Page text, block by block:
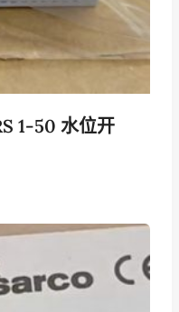
1-50 水位开